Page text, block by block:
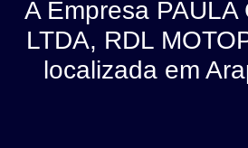
A Empresa PAULA
LTDA, RDL
localizada em